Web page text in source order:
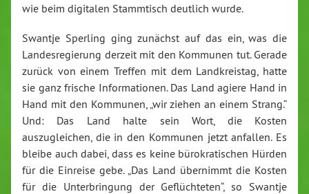
wie beim digitalen Stammtisch deutlich wurde.
Swantje Sperling ging zunächst auf das ein, was die
Landesregierung derzeit mit den Kommunen tut. Gerade
zurück von einem Treffen mit dem Landkreistag, hatte
sie ganz frische Informationen. Das Land agiere Hand in
Hand mit den Kommunen, „wir ziehen an einem Strang.“
Und: Das Land halte sein Wort, die Kosten
auszugleichen, die in den Kommunen jetzt anfallen. Es
bleibe auch dabei, dass es keine bürokratischen Hürden
für die Einreise gebe. „Das Land übernimmt die Kosten
für die Unterbringung der Geflüchteten“, so Swantje